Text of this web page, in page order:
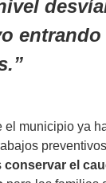
entrando
el municipio ya
conservar el